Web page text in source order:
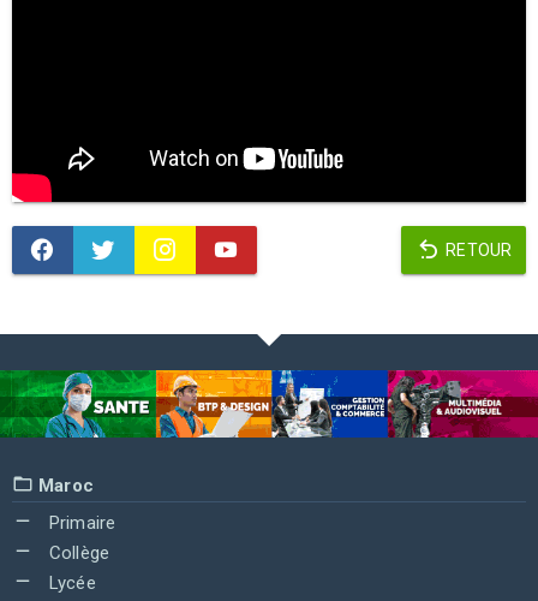
RETOUR
Maroc
Primaire
Collège
Lycée